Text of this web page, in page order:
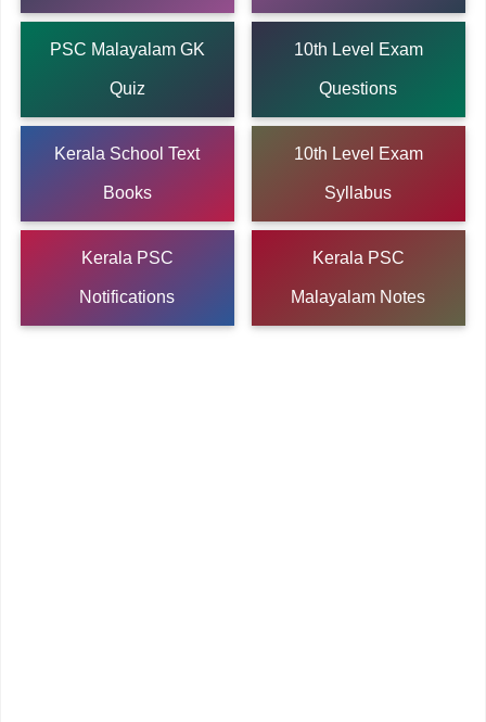
PSC Malayalam GK
Quiz
10th Level Exam
Questions
Kerala School Text
Books
10th Level Exam
Syllabus
Kerala PSC
Notifications
Kerala PSC
Malayalam Notes